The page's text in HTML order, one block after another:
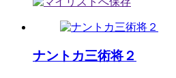
ナントカ三術将２